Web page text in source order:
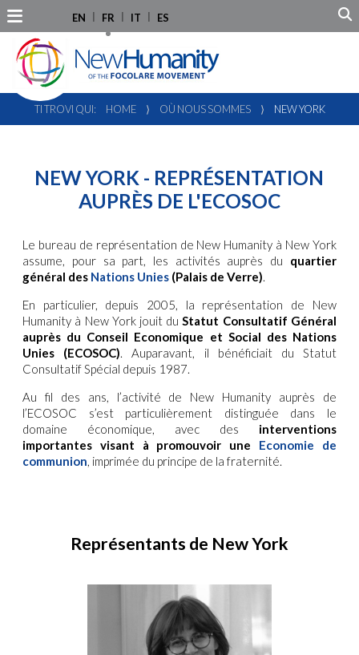
EN FR IT ES
TI TROVI QUI: HOME ⟩ OÙ NOUS SOMMES ⟩ NEW YORK
NEW YORK - REPRÉSENTATION
AUPRÈS DE L'ECOSOC
Le bureau de représentation de New Humanity à New York
assume, pour sa part, les activités auprès du quartier
général des Nations Unies (Palais de Verre).
En particulier, depuis 2005, la représentation de New
Humanity à New York jouit duStatut Consultatif Général
auprès du Conseil Economique et Social des Nations
Unies (ECOSOC). Auparavant, il bénéficiait du Statut
Consultatif Spécial depuis 1987.
Au fil des ans, l’activité de New Humanity auprès de
l’ECOSOC s’est particulièrement distinguée dans le
domaine économique, avec des interventions
importantes visant à promouvoir une Economie de
communion, imprimée du principe de la fraternité.
Représentants de New York